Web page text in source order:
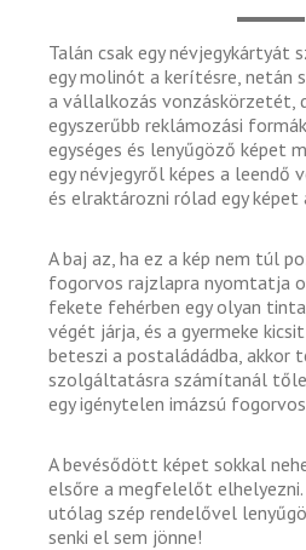
Talán csak egy névjegykártyát
egy molinót a kerítésre, netán
a vállalkozás vonzáskörzetét,
egyszerűbb reklámozási
egységes és lenyűgöző képet
egy névjegyről képes a leendő
és elraktározni rólad egy képet
A baj az, ha ez a kép nem túl
fogorvos rajzlapra nyomtatja
fekete fehérben egy olyan
végét járja, és a gyermeke
beteszi a postaládádba, akkor
szolgáltatásra számítanál
egy igénytelen imázsú
A bevésődött képet sokkal
elsőre a megfelelőt elhelyezni.
utólag szép rendelővel
senki el sem jönne!